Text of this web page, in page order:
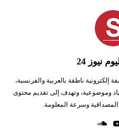
نيوز 24
ناطقة بالعربية والفرنسية،
وموضوعية، وتهدف إلى تقديم محتوى
وسرعة المعلومة.